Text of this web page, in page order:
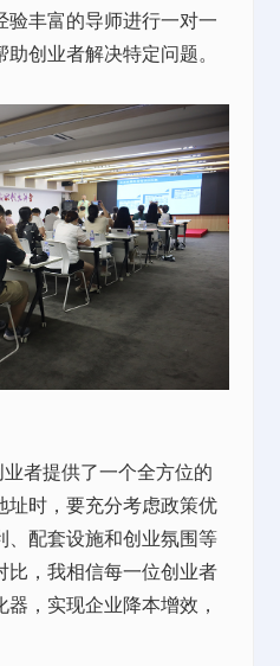
验丰富的导师进行一对一
创业者解决特定问题。
者提供了一个全方位的
址时，要充分考虑政策优
、配套设施和创业氛围等
比，我相信每一位创业者
，实现企业降本增效，